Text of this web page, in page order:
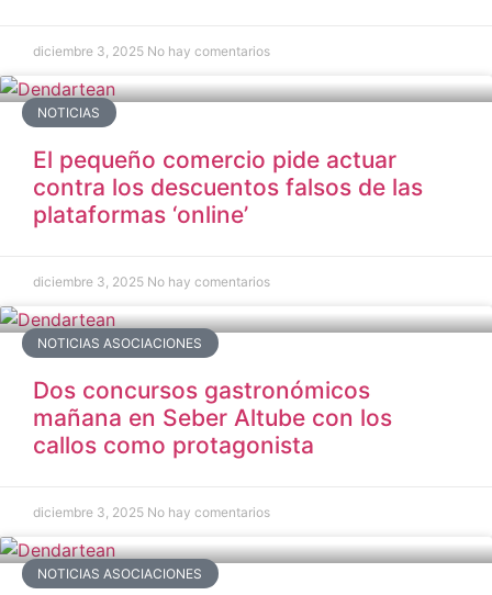
diciembre 3, 2025 No hay comentarios
NOTICIAS
El pequeño comercio pide actuar
contra los descuentos falsos de las
plataformas ‘online’
diciembre 3, 2025 No hay comentarios
NOTICIAS ASOCIACIONES
Dos concursos gastronómicos
mañana en Seber Altube con los
callos como protagonista
diciembre 3, 2025 No hay comentarios
NOTICIAS ASOCIACIONES